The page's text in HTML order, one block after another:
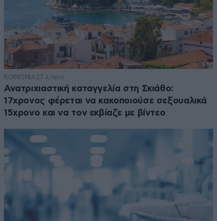
ΚΟΙΝΩΝΙΑ 27 λ. πριν
Ανατριχιαστική καταγγελία στη Σκιάθο:
17χρονος φέρεται να κακοποιούσε σεξουαλικά
15χρονο και να τον εκβίαζε με βίντεο